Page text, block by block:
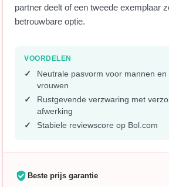
partner deelt of een tweede exemplaar
betrouwbare optie.
VOORDELEN
Neutrale pasvorm voor mannen en
vrouwen
Rustgevende verzwaring met
afwerking
Stabiele reviewscore op Bol.com
Beste prijs garantie